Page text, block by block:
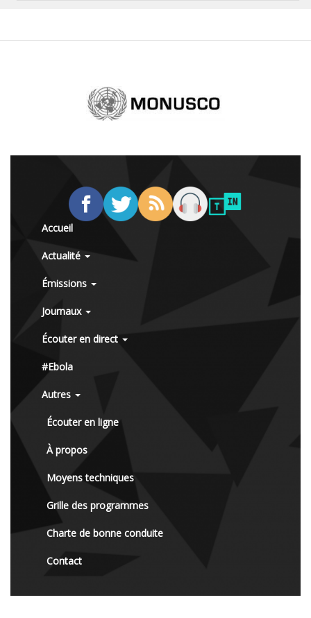
Accueil
Actualité
Émissions
Journaux
Écouter en direct
#Ebola
Autres
Écouter en ligne
À propos
Moyens techniques
Grille des programmes
Charte de bonne conduite
Contact